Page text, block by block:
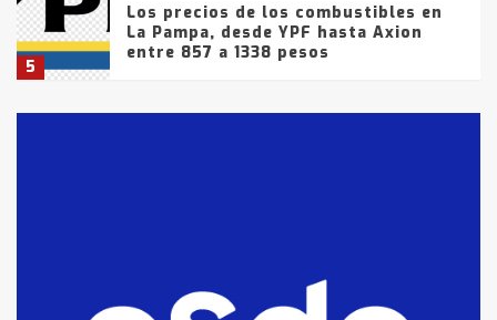
5
Los precios de los combustibles en
La Pampa, desde YPF hasta Axion
entre 857 a 1338 pesos
fueron detenidos por
comercialización de drogas en la